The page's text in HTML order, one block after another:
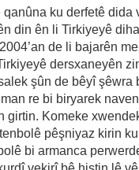
qanûna ku derfetê dida
din ên li Tirkiyeyê
de li bajarên
dersxaneyên
şûn de bêyî şêwra
re bi biryarek
girtin. Komeke
pêşniyaz kirin
bi armanca